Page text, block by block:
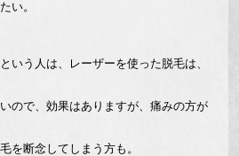
い。
いう人は、レーザーを使った脱毛は、
ので、効果はありますが、痛みの方が
を断念してしまう方も。